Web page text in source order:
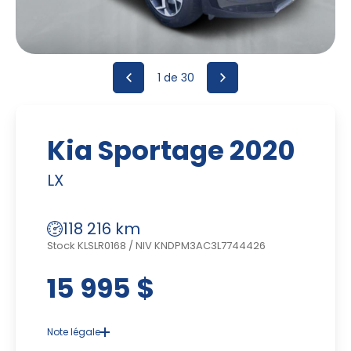
1 de 30
Kia Sportage 2020
LX
118 216 km
Stock KLSLR0168 /NIV KNDPM3AC3L7744426
15 995 $
Note légale